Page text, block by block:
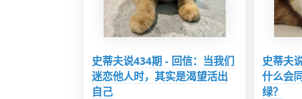
史蒂夫说434期 - 回信：当我们
迷恋他人时，其实是渴望活出
自己
史蒂夫
什么会
绿？